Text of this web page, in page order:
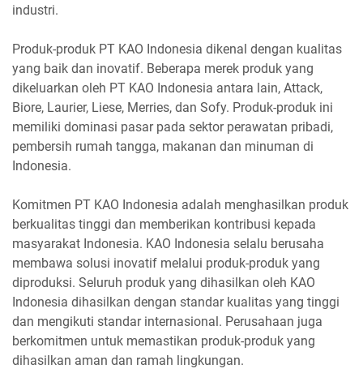
industri.
Produk-produk PT KAO Indonesia dikenal dengan kualitas
yang baik dan inovatif. Beberapa merek produk yang
dikeluarkan oleh PT KAO Indonesia antara lain, Attack,
Biore, Laurier, Liese, Merries, dan Sofy. Produk-produk ini
memiliki dominasi pasar pada sektor perawatan pribadi,
pembersih rumah tangga, makanan dan minuman di
Indonesia.
Komitmen PT KAO Indonesia adalah menghasilkan produk
berkualitas tinggi dan memberikan kontribusi kepada
masyarakat Indonesia. KAO Indonesia selalu berusaha
membawa solusi inovatif melalui produk-produk yang
diproduksi. Seluruh produk yang dihasilkan oleh KAO
Indonesia dihasilkan dengan standar kualitas yang tinggi
dan mengikuti standar internasional. Perusahaan juga
berkomitmen untuk memastikan produk-produk yang
dihasilkan aman dan ramah lingkungan.